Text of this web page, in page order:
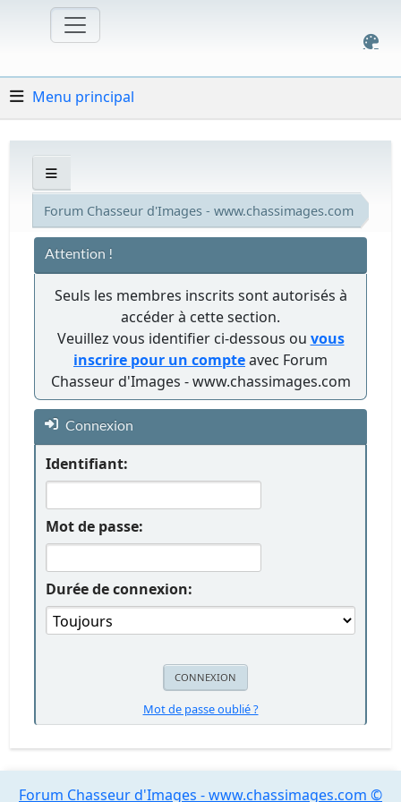
Menu principal
Forum Chasseur d'Images - www.chassimages.com
Attention !
Seuls les membres inscrits sont autorisés à
accéder à cette section.
Veuillez vous identifier ci-dessous ou vous
inscrire pour un compteavec Forum
Chasseur d'Images - www.chassimages.com
Connexion
Identifiant:
Mot de passe:
Durée de connexion:
Mot de passe oublié ?
Forum Chasseur d'Images - www.chassimages.com ©